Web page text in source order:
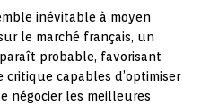
inévitable à moyen
le marché français, un
probable, favorisant
critique capables d’optimiser
négocier les meilleures